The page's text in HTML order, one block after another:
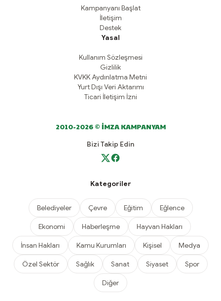
Kampanyanı Başlat
İletişim
Destek
Yasal
Kullanım Sözleşmesi
Gizlilik
KVKK Aydınlatma Metni
Yurt Dışı Veri Aktarımı
Ticari İletişim İzni
2010-2026 © İMZA KAMPANYAM
Bizi Takip Edin
Kategoriler
Belediyeler Çevre Eğitim Eğlence
Ekonomi Haberleşme Hayvan Hakları
İnsan Hakları Kamu Kurumları Kişisel Medya
Özel Sektör Sağlık Sanat Siyaset Spor
Diğer